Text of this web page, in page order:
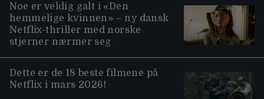
Noe er veldig galt i «Den
hemmelige kvinnen» – ny dansk
Netflix-thriller med norske
stjerner nærmer seg
Dette er de 18 beste filmene på
Netflix i mars 2026!